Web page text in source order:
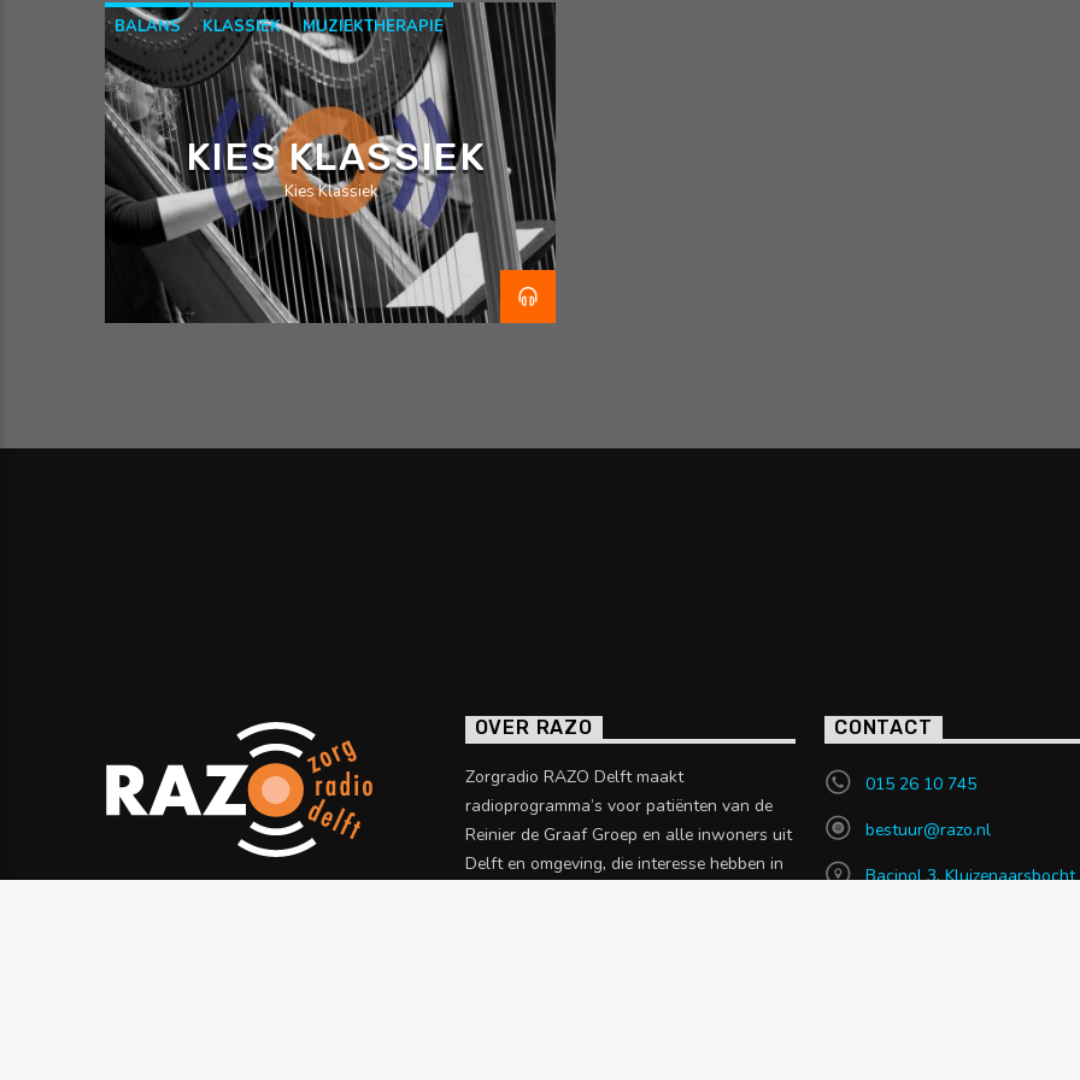
BALANS KLASSIEK MUZIEKTHERAPIE
KIES KLASSIEK
Kies Klassiek
OVER RAZO
Zorgradio RAZO Delft maakt
radioprogramma’s voor patiënten van de
Reinier de Graaf Groep en alle inwoners uit
Delft en omgeving, die interesse hebben in
CONTACT
015 26 10 745
bestuur@razo.nl
Bacinol 3, Kluizenaarsbocht